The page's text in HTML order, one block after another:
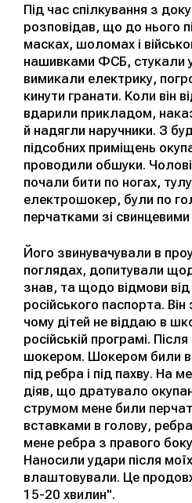
Під час спілкування з
розповідав, що до нього
масках, шоломах і
нашивками ФСБ, стукали у
вимикали електрику,
кинути гранати. Коли він
вдарили прикладом,
й надягли наручники. З
підсобних приміщень
проводили обшуки.
почали бити по ногах,
електрошокер, були по
перчатками зі
Його звинувачували в
поглядах, допитували
знав, та щодо відмови
російського паспорта.
чому дітей не віддаю в
російській програмі.
шокером. Шокером били в
під ребра і під пахву. На
діяв, що дратувало
струмом мене били
вставками в голову,
мене ребра з правого
Наносили удари після моїх
влаштовували. Це
15-20 хвилин".